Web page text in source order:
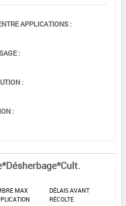
APPLICATIONS :
:
:
:
MAX
DÉLAIS AVANT
RÉCOLTE